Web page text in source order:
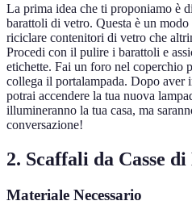
La prima idea che ti proponiamo è
barattoli di vetro. Questa è un
riciclare contenitori di vetro che
Procedi con il pulire i barattoli e
etichette. Fai un foro nel coperchio
collega il portalampada. Dopo aver
potrai accendere la tua nuova
illumineranno la tua casa, ma
conversazione!
2. Scaffali da Casse di
Materiale Necessario